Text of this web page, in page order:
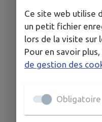
Commerces
Ce site web utilise
un petit fichier
lors de la visite sur
Pour en savoir
de gestion des
Obligatoire